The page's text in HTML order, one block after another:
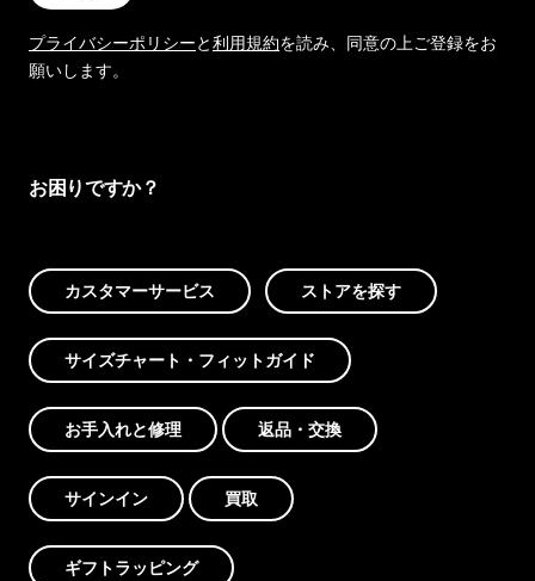
プライバシーポリシーと利用規約を読み、同意の上ご登録をお
願いします。
お困りですか？
カスタマーサービス ストアを探す
サイズチャート・フィットガイド
お手入れと修理 返品・交換
サインイン 買取
ギフトラッピング